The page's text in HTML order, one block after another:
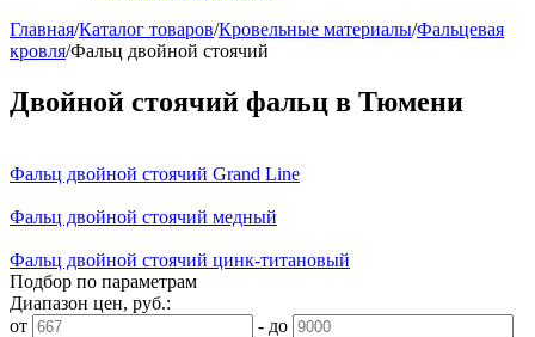
Главная/Каталог товаров/Кровельные материалы/Фальцевая
кровля/Фальц двойной стоячий
Двойной стоячий фальц в Тюмени
Фальц двойной стоячий Grand Line
Фальц двойной стоячий медный
Фальц двойной стоячий цинк-титановый
Подбор по параметрам
Диапазон цен, руб.:
от
- до